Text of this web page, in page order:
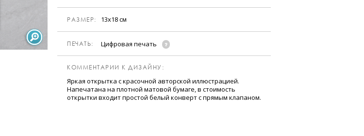
РАЗМЕР: 13х18 см
ПЕЧАТЬ: Цифровая печать
КОММЕНТАРИИ К ДИЗАЙНУ:
Яркая открытка с красочной авторской иллюстрацией.
Напечатана на плотной матовой бумаге, в стоимость
открытки входит простой белый конверт с прямым клапаном.